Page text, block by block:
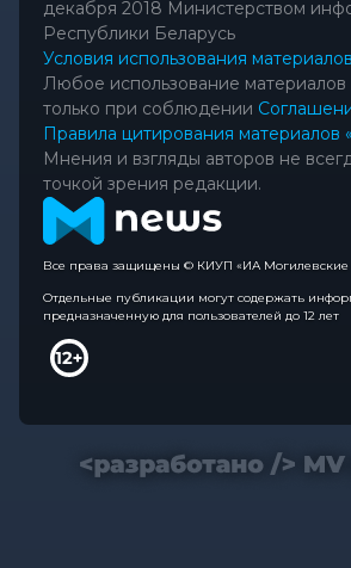
декабря 2018 Министерством
Республики Беларусь
Условия использования материалов
Любое использование материалов
только при соблюдении
Правила цитирования материалов
Мнения и взгляды авторов не
точкой зрения редакции.
Все права защищены © КИУП «ИА Могилевские
Отдельные публикации могут содержать
предназначенную для пользователей до 12 лет